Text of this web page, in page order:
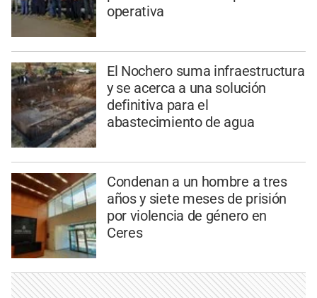
operativa
El Nochero suma infraestructura
y se acerca a una solución
definitiva para el
abastecimiento de agua
Condenan a un hombre a tres
años y siete meses de prisión
por violencia de género en
Ceres